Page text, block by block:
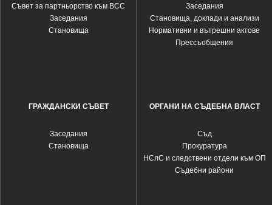
Съвет за партньорство към ВСС
Заседания
Становища
Заседания
Становища, доклади и анализи
Нормативни и вътрешни актове
Прессъобщения
ГРАЖДАНСКИ СЪВЕТ
Заседания
Становища
ОРГАНИ НА СЪДЕБНА ВЛАСТ
Съд
Прокуратура
НСлС и следствени отдели към ОП
Съдебни райони